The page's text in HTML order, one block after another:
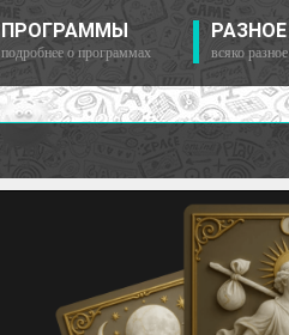
ПРОГРАММЫ
подробнее о программах
РАЗНОЕ
всяко разное